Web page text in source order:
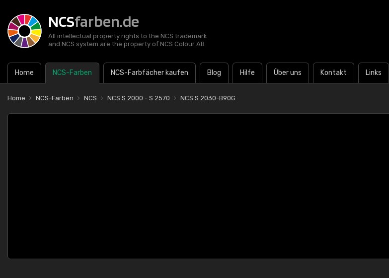
NCSfarben.de
All intellectual property rights to the NCS trademark
and NCS system are the property of NCS Colour AB
Home NCS-Farben NCS-Farbfächer kaufen Blog Hilfe Über uns Kontakt Links
Home NCS-Farben NCS NCS S 2000 - S 2570 NCS S 2030-B90G